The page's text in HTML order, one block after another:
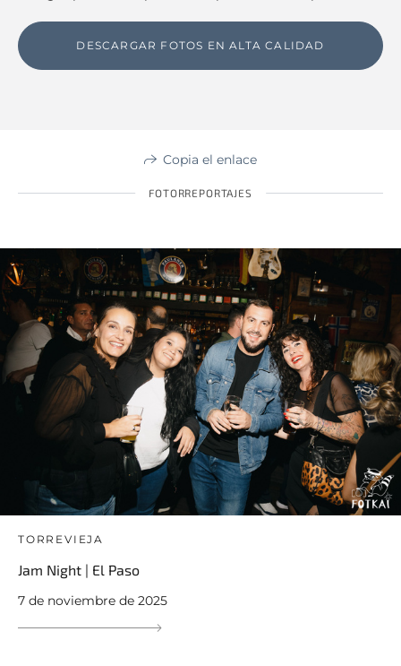
DESCARGAR FOTOS EN ALTA CALIDAD
Copia el enlace
FOTORREPORTAJES
TORREVIEJA
Jam Night | El Paso
7 de noviembre de 2025